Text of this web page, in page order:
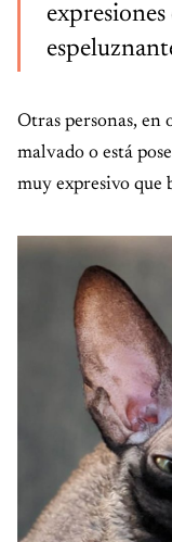
Otras personas, en
malvado o está
muy expresivo que